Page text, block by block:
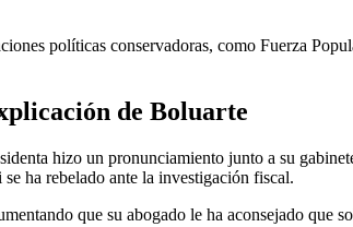
políticas conservadoras, como Fuerza
de Boluarte
hizo un pronunciamiento junto a su
ha rebelado ante la investigación fiscal.
que su abogado le ha aconsejado que